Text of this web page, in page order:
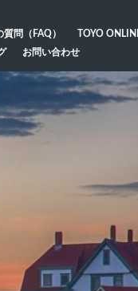
問（FAQ）
TOYO
お問い合わせ